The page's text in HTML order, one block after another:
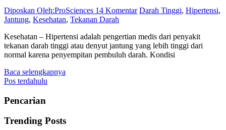
Diposkan Oleh:ProSciences 14 Komentar Darah Tinggi, Hipertensi,
Jantung, Kesehatan, Tekanan Darah
Kesehatan – Hipertensi adalah pengertian medis dari penyakit
tekanan darah tinggi atau denyut jantung yang lebih tinggi dari
normal karena penyempitan pembuluh darah. Kondisi
Baca selengkapnya
Navigasi
Pos terdahulu
Pencarian
Trending Posts